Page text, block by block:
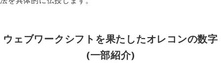
ウェブワークシフトを果たしたオレコンの数字
(一部紹介)